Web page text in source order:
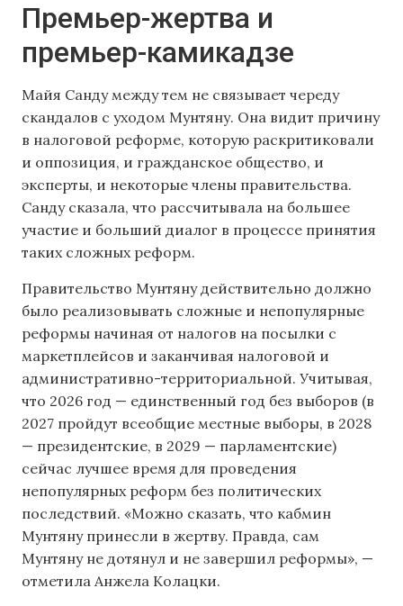
Премьер-жертва и
премьер-камикадзе
Майя Санду между тем не связывает череду
скандалов с уходом Мунтяну. Она видит причину
в налоговой реформе, которую раскритиковали
и оппозиция, и гражданское общество, и
эксперты, и некоторые члены правительства.
Санду сказала, что рассчитывала на большее
участие и больший диалог в процессе принятия
таких сложных реформ.
Правительство Мунтяну действительно должно
было реализовывать сложные и непопулярные
реформы начиная от налогов на посылки с
маркетплейсов и заканчивая налоговой и
административно-территориальной. Учитывая,
что 2026 год — единственный год без выборов (в
2027 пройдут всеобщие местные выборы, в 2028
— президентские, в 2029 — парламентские)
сейчас лучшее время для проведения
непопулярных реформ без политических
последствий. «Можно сказать, что кабмин
Мунтяну принесли в жертву. Правда, сам
Мунтяну не дотянул и не завершил реформы», —
отметила Анжела Колацки.